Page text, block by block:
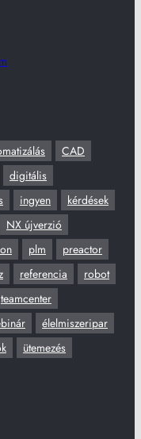
CAD
digitális
ingyen
kérdések
NX újverzió
plm
preactor
referencia
robot
teamcenter
élelmiszeripar
ütemezés